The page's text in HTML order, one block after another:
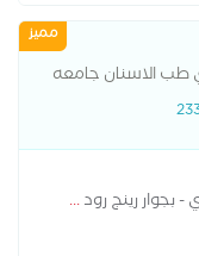
ومواكبة
مميز
طب الاسنان جامعه
في اسنان بالغين،
اشعة
بجوار رينج رود...